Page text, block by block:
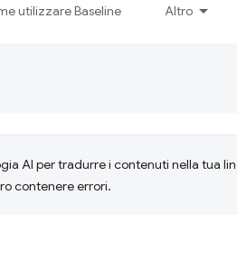
utilizzare Baseline Altro
AI per tradurre i contenuti nella tua
contenere errori.